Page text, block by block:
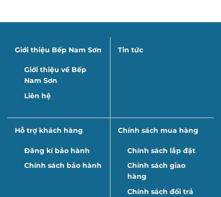
Giới thiệu Bếp Nam Sơn
Giới thiệu về Bếp
Nam Sơn
Liên hệ
Tin tức
Hỗ trợ khách hàng
Đăng kí bảo hành
Chính sách bảo hành
Chính sách mua hàng
Chính sách lắp đặt
Chính sách giao
hàng
Chính sách đổi trả